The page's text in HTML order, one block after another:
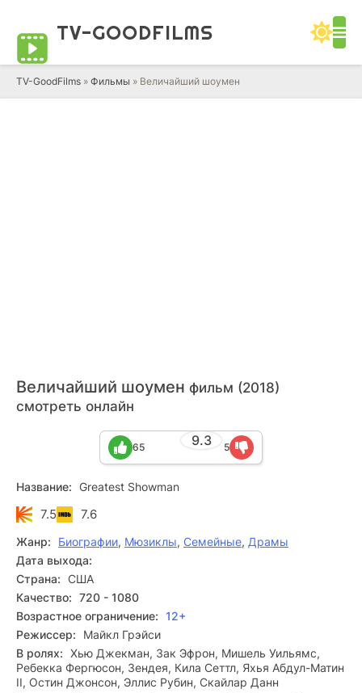
TV-GOODFILMS
TV-GoodFilms » Фильмы » Величайший шоумен
Величайший шоумен фильм (2018)
смотреть онлайн
9.3
65 5
Название: Greatest Showman
7.5 7.6
Жанр: Биографии, Мюзиклы, Семейные, Драмы
Дата выхода:
Страна: США
Качество: 720 - 1080
Возрастное ограничение: 12+
Режиссер:
Майкл Грэйси
В ролях: Хью Джекман, Зак Эфрон, Мишель Уильямс,
Ребекка Фергюсон, Зендея, Кила Сеттл, Яхья Абдул-Матин
II, Остин Джонсон, Эллис Рубин, Скайлар Данн